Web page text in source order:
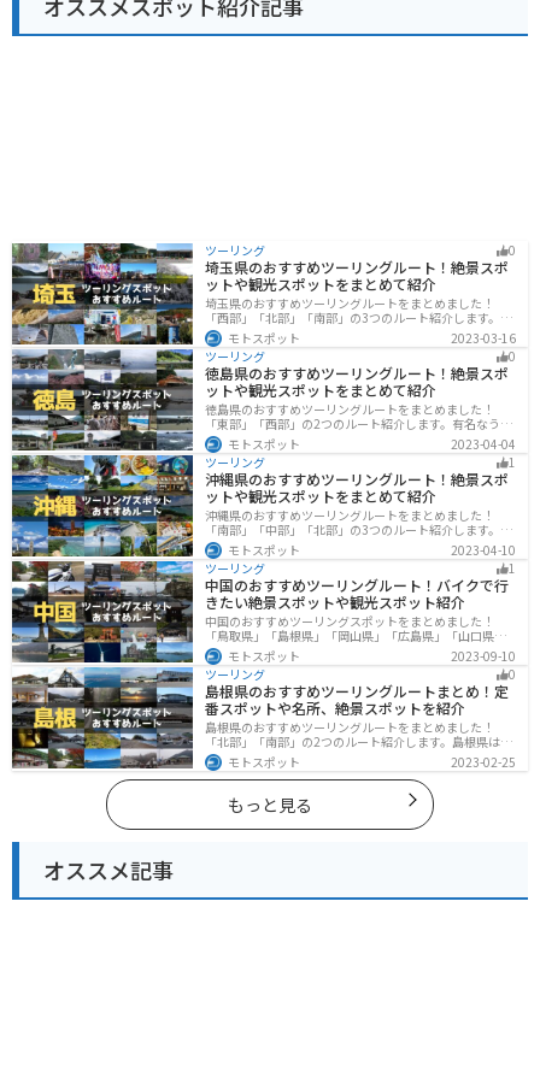
は、滝山城跡や、高尾山など、観光スポットも点在して
いるので、観光拠点としても活用できます。 八王子滝山
オススメスポット紹介記事
ツーリング 0
埼玉県のおすすめツーリングルート！絶景スポ
ットや観光スポットをまとめて紹介
埼玉県のおすすめツーリングルートをまとめました！
「西部」「北部」「南部」の3つのルート紹介します。自
然豊かな西側と街中の東側で違った楽しみ方ができま
す。バイクで埼玉県にツーリングに行く際は参考にして
ください。
モトスポット
2023-03-16
ツーリング
0
徳島県のおすすめツーリングルート！絶景スポ
ットや観光スポットをまとめて紹介
徳島県のおすすめツーリングルートをまとめました！
「東部」「西部」の2つのルート紹介します。有名なうず
しおや山を中心とした自然豊かなスポットが多数ありま
す。バイクで徳島県にツーリングに行く際は参考にして
ください。
モトスポット
2023-04-04
ツーリング
1
沖縄県のおすすめツーリングルート！絶景スポ
ットや観光スポットをまとめて紹介
沖縄県のおすすめツーリングルートをまとめました！
「南部」「中部」「北部」の3つのルート紹介します。美
しいビーチや歴史と文化に溢れたスポットが多数あり、
様々な楽しみ方ができます。バイクで沖縄県にツーリン
グに行く際は参考にしてください。
モトスポット
2023-04-10
ツーリング
1
中国のおすすめツーリングルート！バイクで行
きたい絶景スポットや観光スポット紹介
中国のおすすめツーリングスポットをまとめました！
「鳥取県」「島根県」「岡山県」「広島県」「山口県」
の各県の観光地紹介します。自然豊かな山々や湖、温泉
地が点在し、四季折々の景色を楽しめるスポットが多数
あります。バイクで中国にツーリングに行く際は参考に
してください。
モトスポット
2023-09-10
ツーリング
0
島根県のおすすめツーリングルートまとめ！定
番スポットや名所、絶景スポットを紹介
島根県のおすすめツーリングルートをまとめました！
「北部」「南部」の2つのルート紹介します。島根県は、
海と山が近く、1日で全然違う景色を堪能することができ
ます。バイクで島根県にツーリングに行く際は参考にし
てください。
モトスポット 2023-02-25
もっと見る
オススメ記事